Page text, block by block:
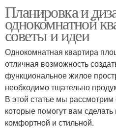
Планировка и
однокомнатной
советы и идеи
Однокомнатная квартира
отличная возможность
функциональное жилое
необходимо тщательно
В этой статье мы
которые помогут вам
комфортной и стильной.